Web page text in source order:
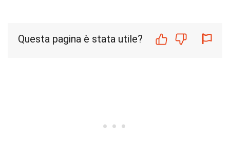
Questa pagina è stata utile?